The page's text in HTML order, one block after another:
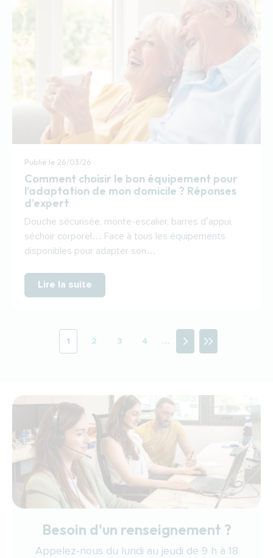
Publié le 26/03/26
Comment choisir le bon équipement pour
l’adaptation de mon domicile ? Réponses
d’expert
Douche sécurisée, monte-escalier, barres d’appui,
séchoir corporel… Face à tous les équipements
disponibles pour adapter son…
Lire la suite
Pagination
Page courante
1
Page
2
Page
3
Page
4 …
Besoin d'un renseignement ?
Appelez-nous du lundi au jeudi de 9 h à 18